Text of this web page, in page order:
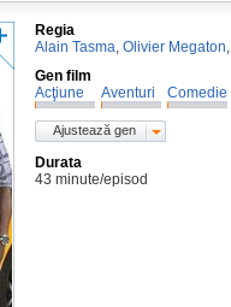
Regia
Alain Tasma, Olivier Megaton,
Gen film
Acţiune
Aventuri Comedie
Ajustează gen
Durata
43 minute/episod